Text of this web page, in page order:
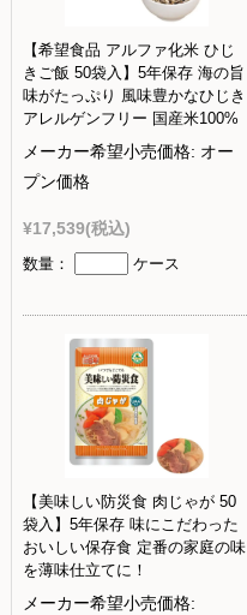
【希望食品 アルファ化米 ひじ
きご飯 50袋入】5年保存 海の旨
味がたっぷり 風味豊かなひじき
アレルゲンフリー 国産米100%
メーカー希望小売価格: オー
プン価格
¥17,539(税込)
数量： ケース
【美味しい防災食 肉じゃが 50
袋入】5年保存 味にこだわった
おいしい保存食 定番の家庭の味
を薄味仕立てに！
メーカー希望小売価格: